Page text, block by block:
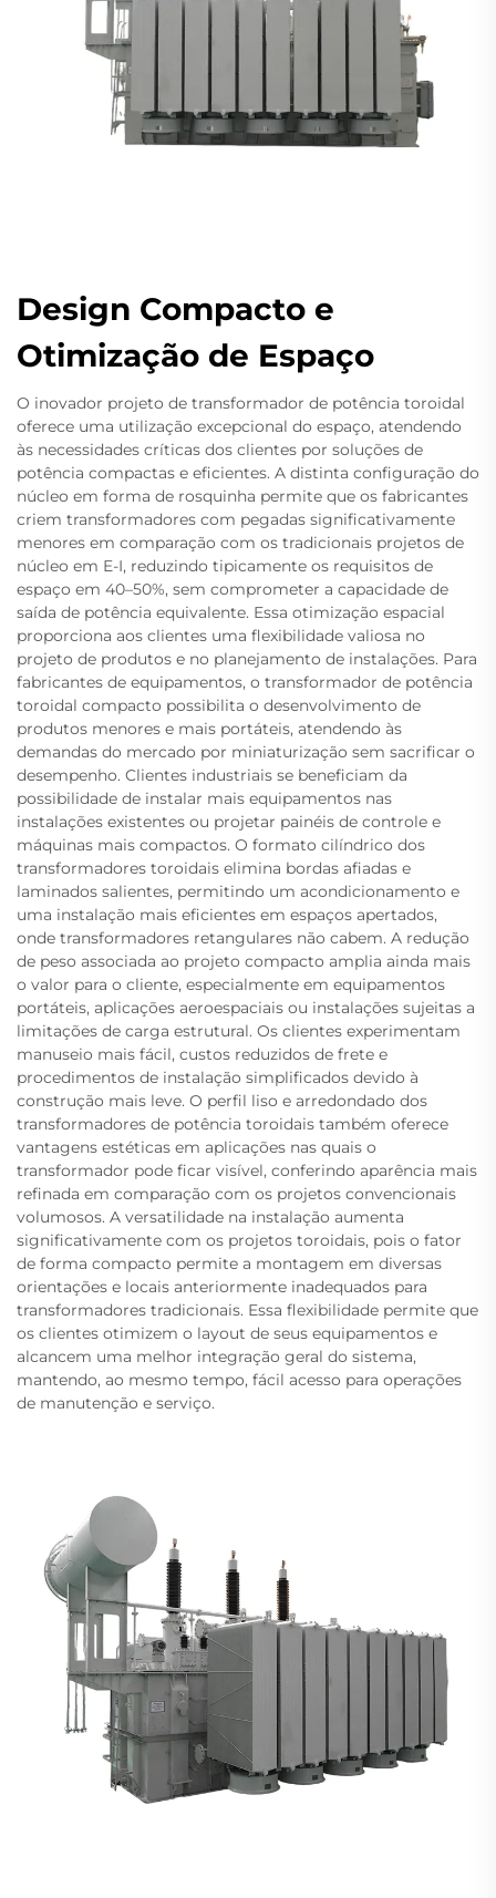
Design Compacto e
Otimização de Espaço
O inovador projeto de transformador de potência toroidal
oferece uma utilização excepcional do espaço, atendendo
às necessidades críticas dos clientes por soluções de
potência compactas e eficientes. A distinta configuração do
núcleo em forma de rosquinha permite que os fabricantes
criem transformadores com pegadas significativamente
menores em comparação com os tradicionais projetos de
núcleo em E-I, reduzindo tipicamente os requisitos de
espaço em 40–50%, sem comprometer a capacidade de
saída de potência equivalente. Essa otimização espacial
proporciona aos clientes uma flexibilidade valiosa no
projeto de produtos e no planejamento de instalações. Para
fabricantes de equipamentos, o transformador de potência
toroidal compacto possibilita o desenvolvimento de
produtos menores e mais portáteis, atendendo às
demandas do mercado por miniaturização sem sacrificar o
desempenho. Clientes industriais se beneficiam da
possibilidade de instalar mais equipamentos nas
instalações existentes ou projetar painéis de controle e
máquinas mais compactos. O formato cilíndrico dos
transformadores toroidais elimina bordas afiadas e
laminados salientes, permitindo um acondicionamento e
uma instalação mais eficientes em espaços apertados,
onde transformadores retangulares não cabem. A redução
de peso associada ao projeto compacto amplia ainda mais
o valor para o cliente, especialmente em equipamentos
portáteis, aplicações aeroespaciais ou instalações sujeitas a
limitações de carga estrutural. Os clientes experimentam
manuseio mais fácil, custos reduzidos de frete e
procedimentos de instalação simplificados devido à
construção mais leve. O perfil liso e arredondado dos
transformadores de potência toroidais também oferece
vantagens estéticas em aplicações nas quais o
transformador pode ficar visível, conferindo aparência mais
refinada em comparação com os projetos convencionais
volumosos. A versatilidade na instalação aumenta
significativamente com os projetos toroidais, pois o fator
de forma compacto permite a montagem em diversas
orientações e locais anteriormente inadequados para
transformadores tradicionais. Essa flexibilidade permite que
os clientes otimizem o layout de seus equipamentos e
alcancem uma melhor integração geral do sistema,
mantendo, ao mesmo tempo, fácil acesso para operações
de manutenção e serviço.